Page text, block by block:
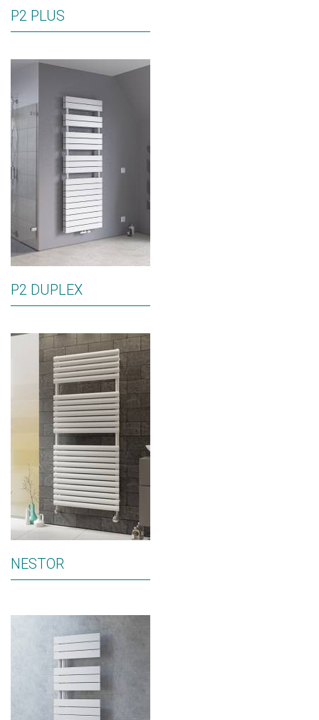
P2 PLUS
P2 DUPLEX
NESTOR